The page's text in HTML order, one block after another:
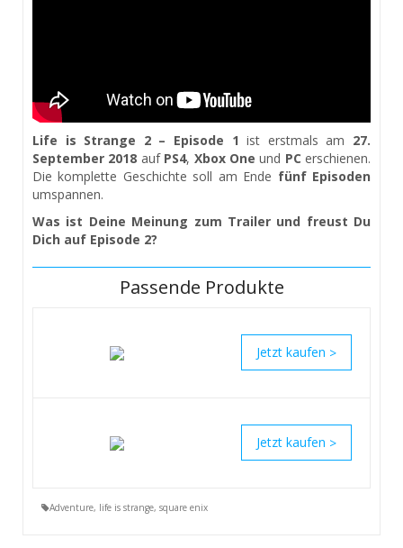
Life is Strange 2 – Episode 1 ist erstmals am 27.
September 2018 auf PS4, Xbox One und PC erschienen.
Die komplette Geschichte soll am Ende fünf Episoden
umspannen.
Was ist Deine Meinung zum Trailer und freust Du
Dich auf Episode 2?
Passende Produkte
>
>
Adventure, life is strange, square enix